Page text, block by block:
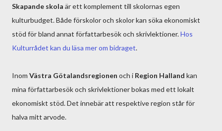
Skapande skola är ett komplement till skolornas egen
kulturbudget. Både förskolor och skolor kan söka ekonomiskt
stöd för bland annat författarbesök och skrivlektioner.Hos
Kulturrådet kan du läsa mer om bidraget.
Inom Västra Götalandsregionen och i Region Halland kan
mina författarbesök och skrivlektioner bokas med ett lokalt
ekonomiskt stöd. Det innebär att respektive region står för
halva mitt arvode.